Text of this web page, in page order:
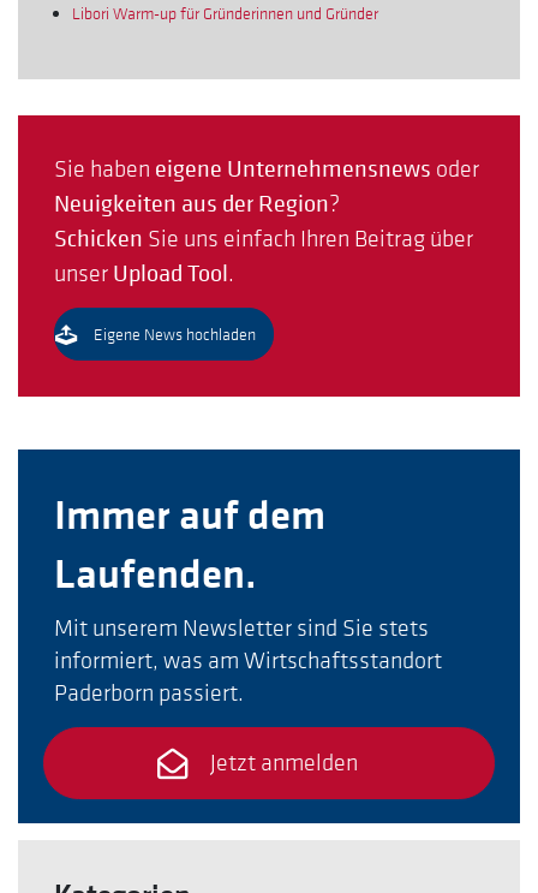
Libori Warm-up für Gründerinnen und Gründer
Sie haben eigene Unternehmensnews oder
Neuigkeiten aus der Region?
Schicken Sie uns einfach Ihren Beitrag über
unser Upload Tool.
Eigene News hochladen
Immer auf dem
Laufenden.
Mit unserem Newsletter sind Sie stets
informiert, was am Wirtschaftsstandort
Paderborn passiert.
Jetzt anmelden